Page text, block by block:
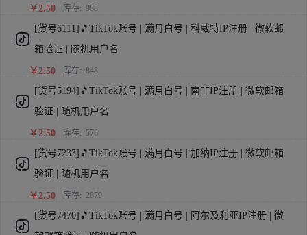
￥2.50 库存: 988
[货号6111]🎵TikTok账号 | 满月白号 | 科威特IP注册 | 微软邮
箱验证 | 随机用户名
￥2.50 库存: 848
[货号5194]🎵TikTok账号 | 满月白号 | 南非IP注册 | 微软邮箱
验证 | 随机用户名
￥2.50 库存: 576
[货号7233]🎵TikTok账号 | 满月白号 | 加纳IP注册 | 微软邮箱
验证 | 随机用户名
￥2.50 库存: 2879
[货号7470]🎵TikTok账号 | 满月白号 | 阿尔及利亚IP注册 | 微